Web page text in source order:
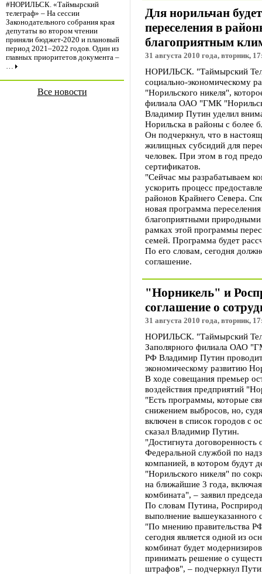
#НОРИЛЬСК. «Таймырский
телеграф» – На сессии
Законодательного собрания края
депутаты во втором чтении
приняли бюджет-2020 и плановый
период 2021–2022 годов. Один из
главных приоритетов документа –
…
Все новости
Для норильчан
переселения в
благоприятным
31 августа 2010 года, вторник,
НОРИЛЬСК. "Таймырский
социально-экономическому
"Норильского никеля",
филиала ОАО "ГМК
Владимир Путин уделил
Норильска в районы с более
Он подчеркнул, что в
жилищных субсидий для
человек. При этом в год
сертификатов.
"Сейчас мы разрабатываем
ускорить процесс
районов Крайнего Севера.
новая программа
благоприятными природными
рамках этой программы
семей. Программа будет
По его словам, сегодня
соглашение.
"Норникель" и
соглашение о
31 августа 2010 года, вторник,
НОРИЛЬСК. "Таймырский
Заполярного филиала ОАО
РФ Владимир Путин
экономическому развитию
В ходе совещания премьер
воздействия предприятий
"Есть программы, которые
снижением выбросов, но,
включен в список городов с
сказал Владимир Путин.
"Достигнута
Федеральной службой по
компанией, в котором будут
"Норильского никеля" по
на ближайшие 3 года,
комбината", – заявил
По словам Путина,
выполнение вышеуказанного
"По мнению правительства
сегодня является одной из
комбинат будет
принимать решение о
штрафов", – подчеркнул